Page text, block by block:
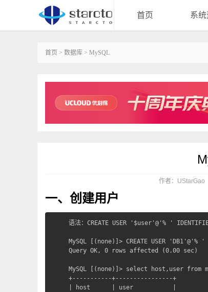
首页 系
首页 > 数据库 > MySQL
作者：UStarGao
一、创建用户
语法：CREATE USER '$user'@'% '
MySQL [(none)]> CREATE USER
Query OK, 0 rows affected (0.00 sec)
MySQL [(none)]> select host,user from
+-----------+----------------+
| host      | user           |